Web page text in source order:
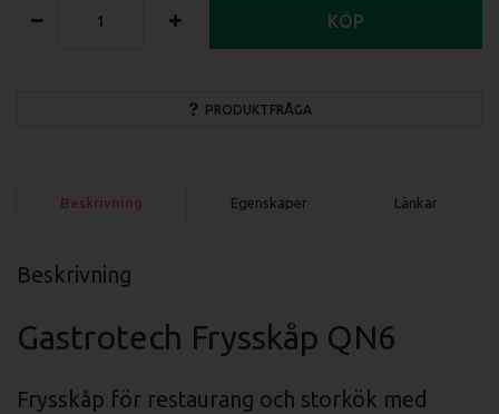
PRODUKTFRÅGA
KÖP
Beskrivning Egenskaper Länkar
Beskrivning
Gastrotech Frysskåp QN6
Frysskåp för restaurang och storkök med